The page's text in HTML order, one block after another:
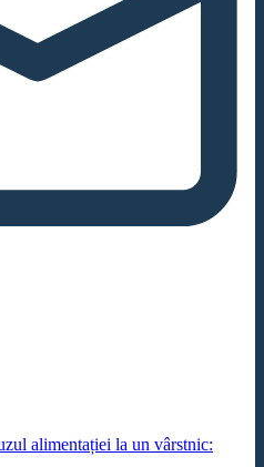
alimentației la un vârstnic: